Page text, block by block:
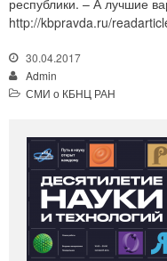
http://kbpravda.ru/
30.04.2017
Admin
СМИ о КБНЦ РАН